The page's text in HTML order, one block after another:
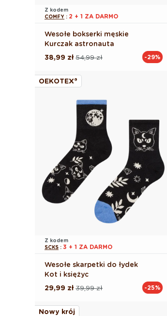
Z kodem
COMFY : 2 + 1 ZA DARMO
Wesołe bokserki męskie
Kurczak astronauta
Cena
54,99 zł
Cena
38,99 zł -29%
OEKOTEX®
Z kodem
SCKS : 3 + 1 ZA DARMO
Wesołe skarpetki do łydek
Kot i księżyc
Cena
39,99 zł
Cena
29,99 zł -25%
Nowy krój